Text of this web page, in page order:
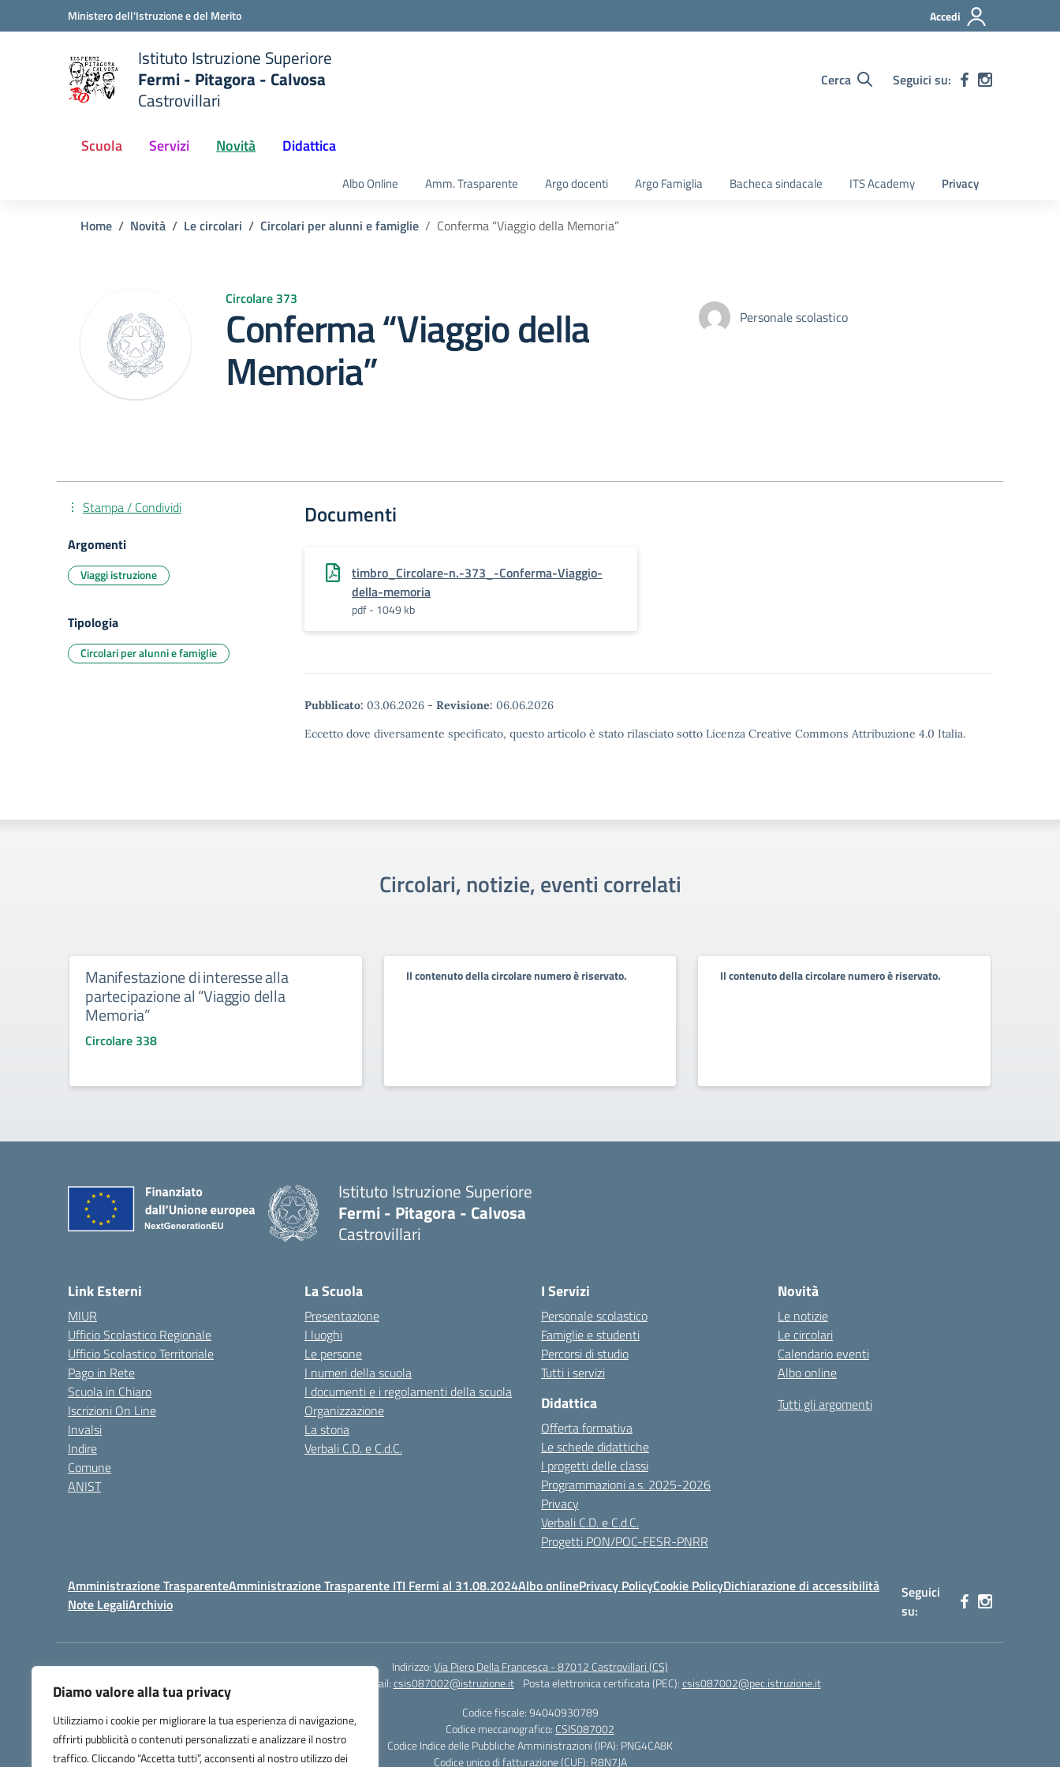
Diamo valore alla tua privacy
Utilizziamo i cookie per migliorare la tua esperienza di navigazione,
offrirti pubblicità o contenuti personalizzati e analizzare il nostro
traffico. Cliccando “Accetta tutti”, acconsenti al nostro utilizzo dei
Vai ai contenuti
Vai al menu di navigazioneMinistero dell'Istruzione e del Merito Accedi
Istituto Istruzione Superiore
Fermi - Pitagora - Calvosa
Castrovillari
Cerca Seguici su:
Scuola Servizi Novità Didattica
Albo Online Amm. Trasparente Argo docenti Argo Famiglia Bacheca sindacale ITS Academy Privacy
Home Novità Le circolari Circolari per alunni e famiglie Conferma “Viaggio della Memoria”
Circolare 373
Conferma “Viaggio della
Memoria”
Personale scolastico
Documenti
timbro_Circolare-n.-373_-Conferma-Viaggio-
della-memoria
pdf - 1049 kb
Pubblicato: 03.06.2026 - Revisione: 06.06.2026
Eccetto dove diversamente specificato, questo articolo è stato rilasciato sotto Licenza Creative Commons Attribuzione 4.0 Italia.
Stampa / Condividi
Argomenti
Viaggi istruzione
Tipologia
Circolari per alunni e famiglie
Circolari, notizie, eventi correlati
Manifestazione di interesse alla
partecipazione al “Viaggio della
Memoria”
Circolare 338
Il contenuto della circolare numero è riservato. Il contenuto della circolare numero è riservato.
Istituto Istruzione Superiore
Fermi - Pitagora - Calvosa
Castrovillari
Link Esterni
MIUR
Ufficio Scolastico Regionale
Ufficio Scolastico Territoriale
Pago in Rete
Scuola in Chiaro
Iscrizioni On Line
Invalsi
Indire
Comune
ANIST
La Scuola
Presentazione
I luoghi
Le persone
I numeri della scuola
I documenti e i regolamenti della scuola
Organizzazione
La storia
Verbali C.D. e C.d.C.
I Servizi
Personale scolastico
Famiglie e studenti
Percorsi di studio
Tutti i servizi
Didattica
Offerta formativa
Le schede didattiche
I progetti delle classi
Programmazioni a.s. 2025-2026
Privacy
Verbali C.D. e C.d.C.
Progetti PON/POC-FESR-PNRR
Novità
Le notizie
Le circolari
Calendario eventi
Albo online
Tutti gli argomenti
Amministrazione TrasparenteAmministrazione Trasparente ITI Fermi al 31.08.2024Albo onlinePrivacy PolicyCookie PolicyDichiarazione di accessibilità
Note LegaliArchivio
Seguici
su:
Indirizzo:Via Piero Della Francesca - 87012 Castrovillari (CS)
Email:csis087002@istruzione.it Posta elettronica certificata (PEC):csis087002@pec.istruzione.it
Codice fiscale: 94040930789
Codice meccanografico: CSIS087002
Codice Indice delle Pubbliche Amministrazioni (IPA): PNG4CA8K
Codice unico di fatturazione (CUF): R8N7JA